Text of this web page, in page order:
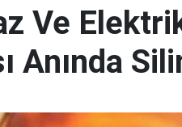
Ve
Anında